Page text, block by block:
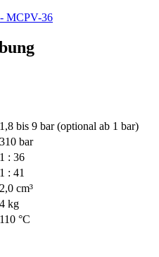
1,8 bis 9 bar (optional ab 1 bar)
310 bar
1 : 36
1 : 41
2,0 cm³
4 kg
110 °C